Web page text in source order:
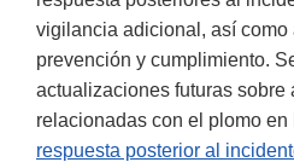
vigilancia adicional, así como
prevención y cumplimiento.
actualizaciones futuras sobre
relacionadas con el plomo en
respuesta posterior al